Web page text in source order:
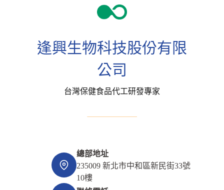
逢興生物科技股份有限
公司
台灣保健食品代工研發專家
總部地址
235009 新北市中和區新民街33號
10樓